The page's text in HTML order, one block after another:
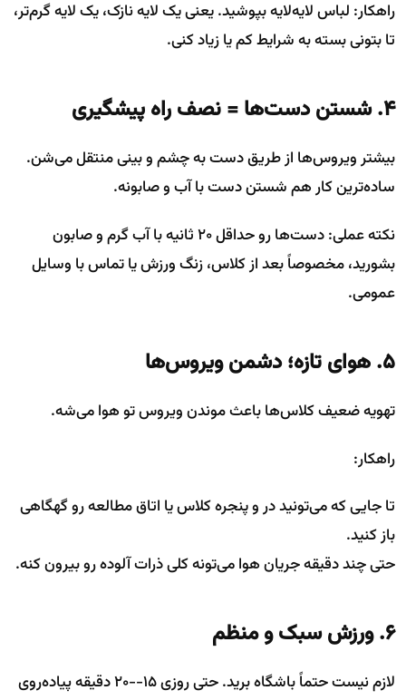
راهکار: لباس لایه‌لایه بپوشید. یعنی یک لایه نازک، یک لایه گرم‌تر،
تا بتونی بسته به شرایط کم یا زیاد کنی.
۴. شستن دست‌ها = نصف راه پیشگیری
بیشتر ویروس‌ها از طریق دست به چشم و بینی منتقل می‌شن.
ساده‌ترین کار هم شستن دست با آب و صابونه.
نکته عملی: دست‌ها رو حداقل ۲۰ ثانیه با آب گرم و صابون
بشورید، مخصوصاً بعد از کلاس، زنگ ورزش یا تماس با وسایل
عمومی.
۵. هوای تازه؛ دشمن ویروس‌ها
تهویه ضعیف کلاس‌ها باعث موندن ویروس تو هوا می‌شه.
راهکار:
تا جایی که می‌تونید در و پنجره کلاس یا اتاق مطالعه رو گهگاهی
باز کنید.
حتی چند دقیقه جریان هوا می‌تونه کلی ذرات آلوده رو بیرون کنه.
۶. ورزش سبک و منظم
لازم نیست حتماً باشگاه برید. حتی روزی ۱۵--۲۰ دقیقه پیاده‌روی